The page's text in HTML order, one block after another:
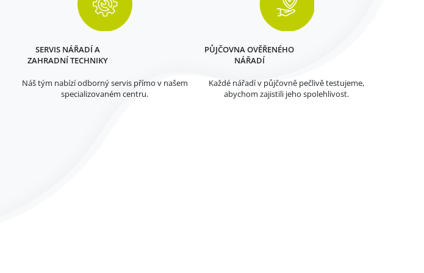
SERVIS NÁŘADÍ A
ZAHRADNÍ TECHNIKY
Náš tým nabízí odborný servis přímo v našem
specializovaném centru.
PŮJČOVNA OVĚŘENÉHO
NÁŘADÍ
Každé nářadí v půjčovně pečlivě testujeme,
abychom zajistili jeho spolehlivost.